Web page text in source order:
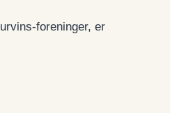
foreninger, er